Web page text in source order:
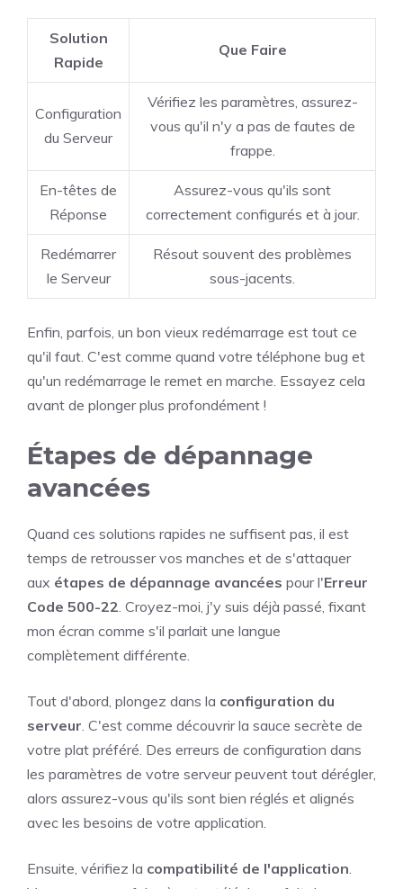
Solution
Rapide
Que Faire
Configuration
du Serveur
Vérifiez les paramètres, assurez-
vous qu'il n'y a pas de fautes de
frappe.
En-têtes de
Réponse
Assurez-vous qu'ils sont
correctement configurés et à jour.
Redémarrer
le Serveur
Résout souvent des problèmes
sous-jacents.
Enfin, parfois, un bon vieux redémarrage est tout ce
qu'il faut. C'est comme quand votre téléphone bug et
qu'un redémarrage le remet en marche. Essayez cela
avant de plonger plus profondément !
Étapes de dépannage
avancées
Quand ces solutions rapides ne suffisent pas, il est
temps de retrousser vos manches et de s'attaquer
aux étapes de dépannage avancées pour l'Erreur
Code 500-22. Croyez-moi, j'y suis déjà passé, fixant
mon écran comme s'il parlait une langue
complètement différente.
Tout d'abord, plongez dans la configuration du
serveur. C'est comme découvrir la sauce secrète de
votre plat préféré. Des erreurs de configuration dans
les paramètres de votre serveur peuvent tout dérégler,
alors assurez-vous qu'ils sont bien réglés et alignés
avec les besoins de votre application.
Ensuite, vérifiez la compatibilité de l'application.